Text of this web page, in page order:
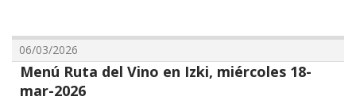
06/03/2026
Menú Ruta del Vino en Izki, miércoles 18-
mar-2026